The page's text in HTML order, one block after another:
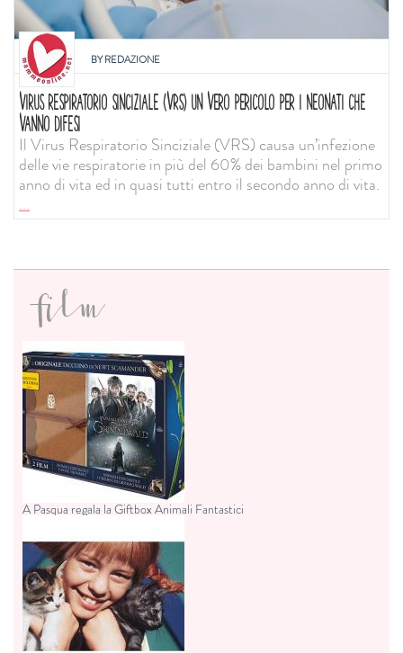
BYREDAZIONE
VIRUS RESPIRATORIO SINCIZIALE (VRS) UN VERO PERICOLO PER I NEONATI CHE
VANNO DIFESI
Il Virus Respiratorio Sinciziale (VRS) causa un’infezione
delle vie respiratorie in più del 60% dei bambini nel primo
anno di vita ed in quasi tutti entro il secondo anno di vita.
...
film
A Pasqua regala la Giftbox Animali Fantastici